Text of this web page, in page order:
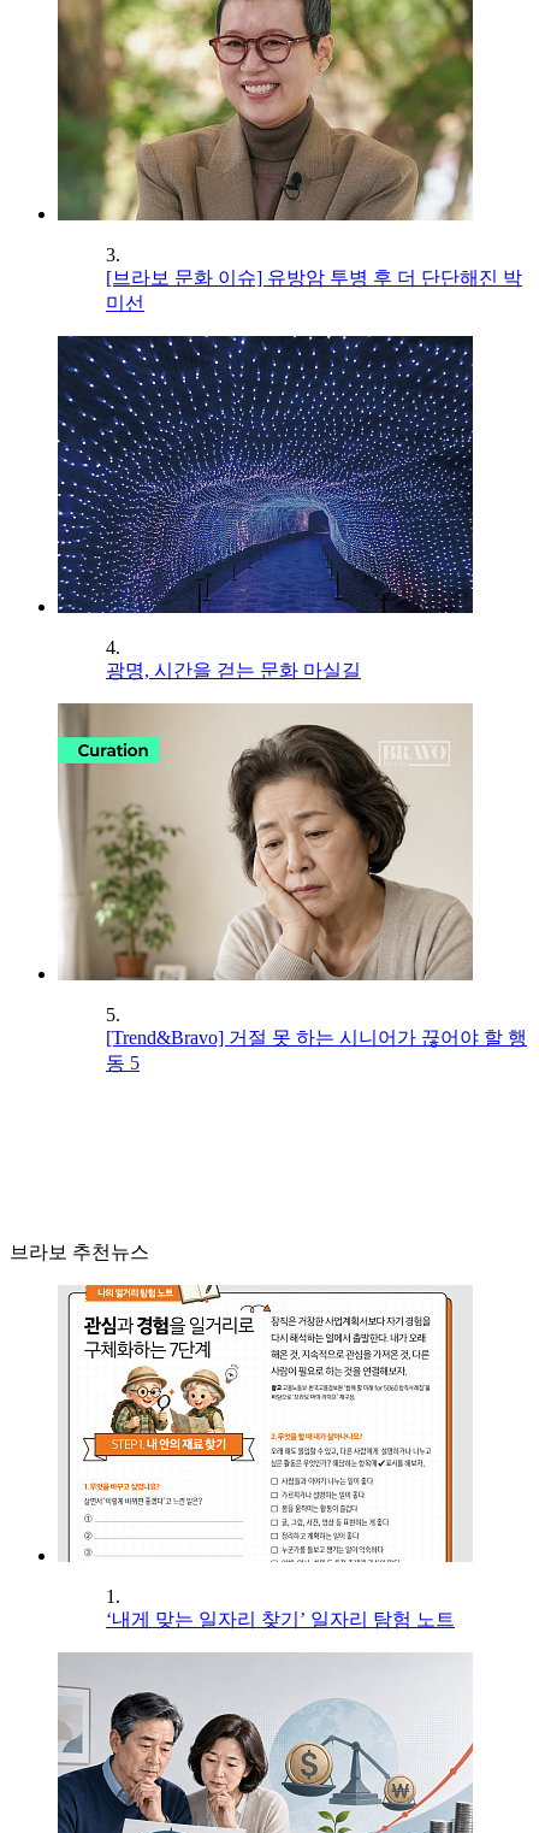
3.
[브라보 문화 이슈] 유방암 투병 후 더 단단해진 박
미선
4.
광명, 시간을 걷는 문화 마실길
5.
[Trend&Bravo] 거절 못 하는 시니어가 끊어야 할 행
동 5
브라보 추천뉴스
1.
‘내게 맞는 일자리 찾기’ 일자리 탐험 노트